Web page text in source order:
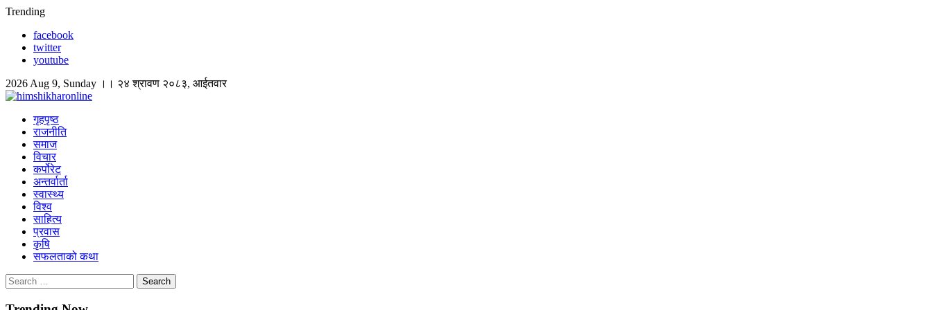
Skip
content
Trending
facebook
twitter
youtube
2026 Aug 9, Sunday ।। २४ श्रावण २०८३, आईतवार
Himshikhar Online
गृहपृष्ठ
राजनीति
समाज
विचार
कर्पोरेट
अन्तर्वार्ता
स्वास्थ्य
विश्व
साहित्य
प्रवास
कृषि
सफलताको कथा
Search
for: